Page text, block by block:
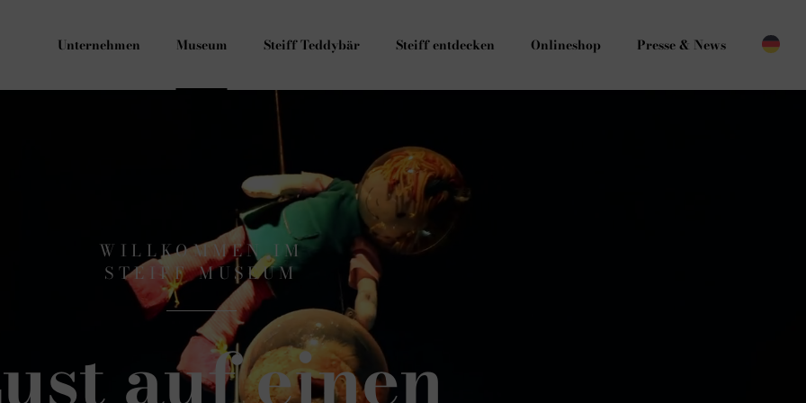
Unternehmen Museum Steiff Teddybär Steiff entdecken Onlineshop Presse & News
WILLKOMMEN IM
STEIFF MUSEUM
auf einen